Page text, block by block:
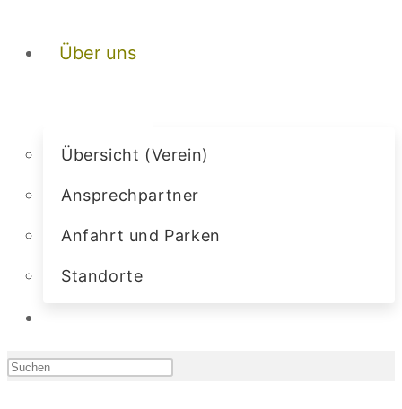
Über uns
Übersicht (Verein)
Ansprechpartner
Anfahrt und Parken
Standorte
Press